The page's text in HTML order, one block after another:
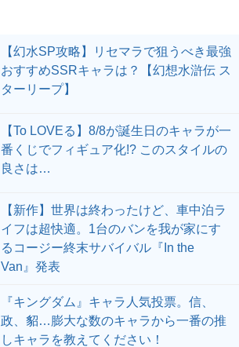
【幻水SP攻略】リセマラで狙うべき最強
おすすめSSRキャラは？【幻想水滸伝 ス
ターリープ】
【To LOVEる】8/8が誕生日のキャラが一
番くじでフィギュア化!? このスタイルの
良さは…
【新作】世界は終わったけど、車中泊ラ
イフは超快適。1台のバンを我が家にす
るコージー終末サバイバル『In the
Van』発表
『キングダム』キャラ人気投票。信、
政、貂…膨大な数のキャラから一番の推
しキャラを教えてください！